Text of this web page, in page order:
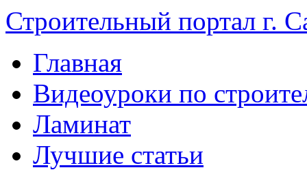
Строительный портал г.
Главная
Видеоуроки по
Ламинат
Лучшие статьи